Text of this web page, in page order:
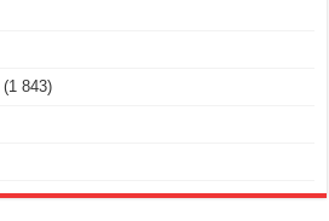
(1 843)